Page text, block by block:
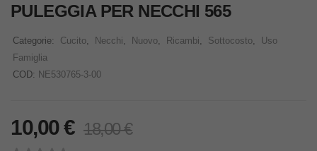
PULEGGIA PER NECCHI 565
Categorie: Cucito Necchi Nuovo Ricambi Sottocosto
Uso
Famiglia
COD: NE530765-3-00
10,00€ 18,00€